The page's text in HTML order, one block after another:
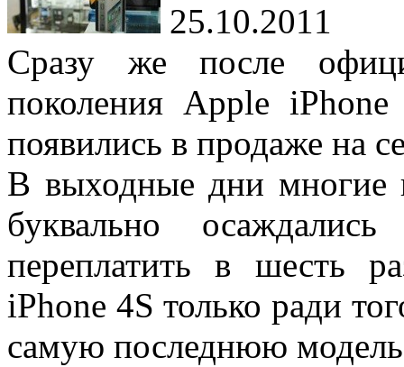
25.10.2011
Сразу же после
поколения Apple
появились в продаже на
В выходные дни многие
буквально
переплатить в шесть
iPhone 4S только ради
самую последнюю